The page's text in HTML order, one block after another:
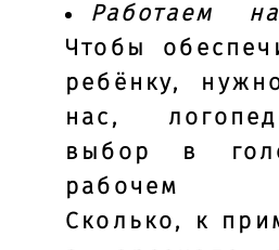
Работаем
Чтобы
ребёнку,
нас,
выбор в
рабочем
Сколько, к